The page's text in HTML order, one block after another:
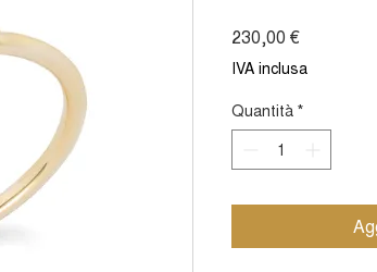
230,00 €Prezzo
IVA inclusa
Quantità *